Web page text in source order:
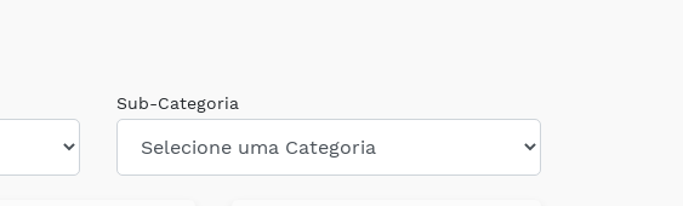
Sub-Categoria